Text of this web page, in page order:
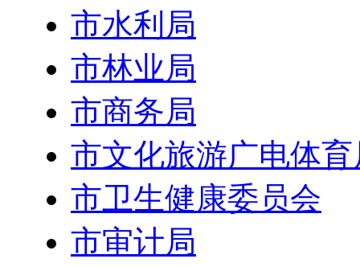
市水利局
市林业局
市商务局
市文化旅游广电体育
市卫生健康委员会
市审计局